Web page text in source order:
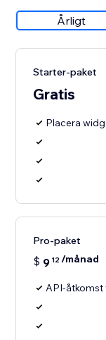
Årligt
Starter-paket
Gratis
Placera
Pro-paket
$ 9 12/månad
API-åtkomst